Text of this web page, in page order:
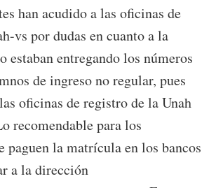
han acudido a las oficinas de
vs por dudas en cuanto a la
estaban entregando los números
de ingreso no regular, pues
oficinas de registro de la Unah
recomendable para los
paguen la matrícula en los bancos
a la dirección